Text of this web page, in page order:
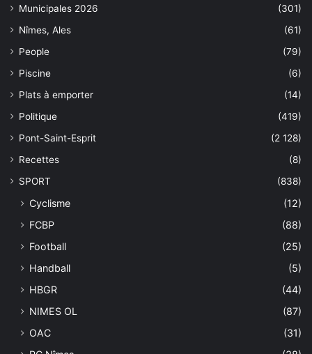
Municipales 2026
(301)
Nîmes, Ales
(61)
People
(79)
Piscine
(6)
Plats à emporter
(14)
Politique
(419)
Pont-Saint-Esprit
(2 128)
Recettes
(8)
SPORT
(838)
Cyclisme
(12)
FCBP
(88)
Football
(25)
Handball
(5)
HBGR
(44)
NIMES OL
(87)
OAC
(31)